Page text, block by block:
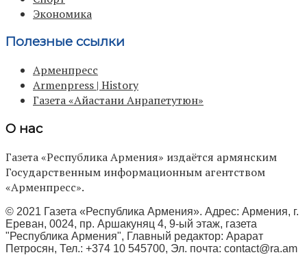
Экономика
Полезные ссылки
Арменпресс
Armenpress | History
Газета «Айастани Анрапетутюн»
О нас
Газета «Республика Армения» издаётся армянским
Государственным информационным агентством
«Арменпресс».
© 2021 Газета «Республика Армения». Адрес: Армения, г.
Ереван, 0024, пр. Аршакуняц 4, 9-ый этаж, газета
"Республика Армения", Главный редактор: Арарат
Петросян, Тел.: +374 10 545700, Эл. почта: contact@ra.am